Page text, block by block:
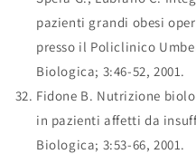
pazienti grandi obesi
presso il Policlinico
Biologica; 3:46-52, 2001.
Fidone B. Nutrizione
in pazienti affetti da
Biologica; 3:53-66, 2001.